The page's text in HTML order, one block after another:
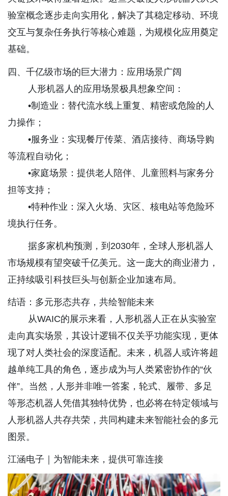
验室概念逐步走向实用化，解决了其稳定移动、环境
交互与复杂任务执行等核心难题，为规模化应用奠定
基础。
四、千亿级市场的巨大潜力：应用场景广阔
人形机器人的应用场景极具想象空间：
•制造业：替代流水线上重复、精密或危险的人
力操作；
•服务业：实现餐厅传菜、酒店接待、商场导购
等流程自动化；
•家庭场景：提供老人陪伴、儿童照料与家务分
担等支持；
•特种作业：深入火场、灾区、核电站等危险环
境执行任务。
据多家机构预测，到2030年，全球人形机器人
市场规模有望突破千亿美元。这一庞大的商业潜力，
正持续吸引科技巨头与创新企业加速布局。
结语：多元形态共存，共绘智能未来
从WAIC的展示来看，人形机器人正在从实验室
走向真实场景，其设计逻辑不仅关乎功能实现，更体
现了对人类社会的深度适配。未来，机器人或许将超
越单纯工具的角色，逐步成为与人类紧密协作的“伙
伴”。当然，人形并非唯一答案，轮式、履带、多足
等形态机器人凭借其独特优势，也必将在特定领域与
人形机器人共存共荣，共同构建未来智能社会的多元
图景。
江涵电子｜为智能未来，提供可靠连接